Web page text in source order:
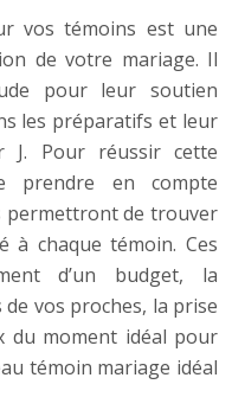
vos témoins est une
de votre mariage. Il
pour leur soutien
les préparatifs et leur
J. Pour réussir cette
prendre en compte
permettront de trouver
à chaque témoin. Ces
d’un budget, la
vos proches, la prise
du moment idéal pour
témoin mariage idéal